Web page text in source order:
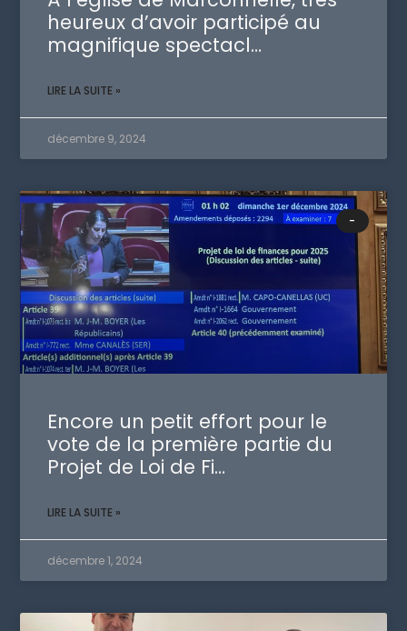
heureux d’avoir participé au
magnifique spectacl…
LIRE LA SUITE »
décembre 9, 2024
-
Encore un petit effort pour le
vote de la première partie du
Projet de Loi de Fi…
LIRE LA SUITE »
décembre 1, 2024